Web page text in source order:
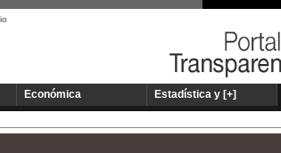
Económica Estadística y [+]